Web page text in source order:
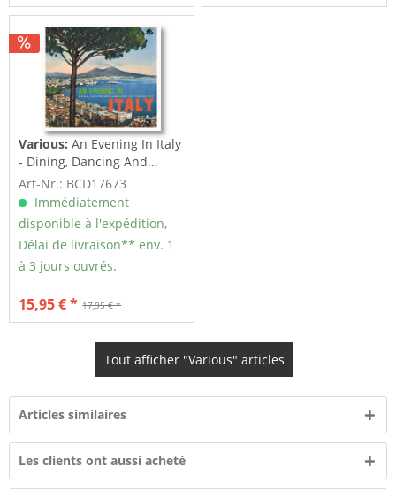
Various:An Evening In Italy
- Dining, Dancing And...
Art-Nr.: BCD17673
Immédiatement
disponible à l'expédition,
Délai de livraison** env. 1
à 3 jours ouvrés.
17,95 € *
15,95 € *
Tout afficher "Various" articles
Articles similaires
Les clients ont aussi acheté